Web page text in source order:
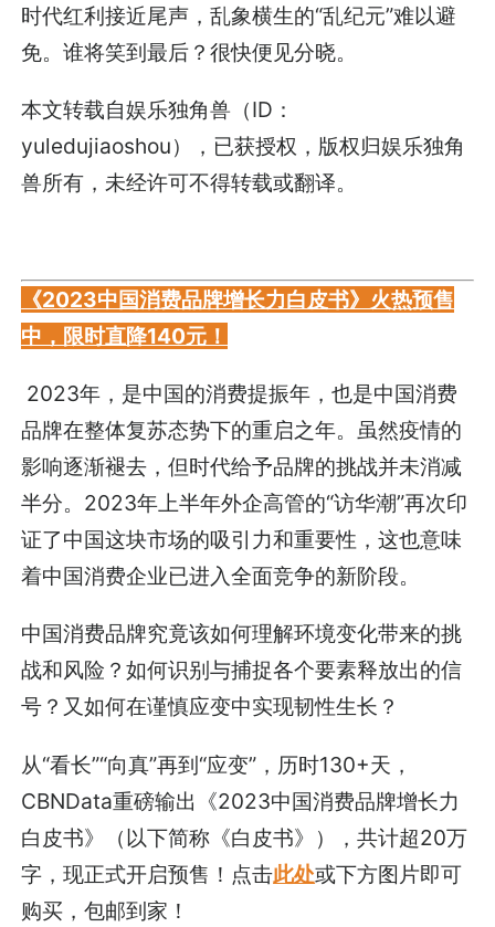
时代红利接近尾声，乱象横生的“乱纪元”难以避
免。谁将笑到最后？很快便见分晓。
本文转载自娱乐独角兽（ID：
yuledujiaoshou），已获授权，版权归娱乐独角
兽所有，未经许可不得转载或翻译。
《2023中国消费品牌增长力白皮书》火热预售
中，限时直降140元！
2023年，是中国的消费提振年，也是中国消费
品牌在整体复苏态势下的重启之年。虽然疫情的
影响逐渐褪去，但时代给予品牌的挑战并未消减
半分。2023年上半年外企高管的“访华潮”再次印
证了中国这块市场的吸引力和重要性，这也意味
着中国消费企业已进入全面竞争的新阶段。
中国消费品牌究竟该如何理解环境变化带来的挑
战和风险？如何识别与捕捉各个要素释放出的信
号？又如何在谨慎应变中实现韧性生长？
从“看长”“向真”再到“应变”，历时130+天，
CBNData重磅输出《2023中国消费品牌增长力
白皮书》（以下简称《白皮书》），共计超20万
字，现正式开启预售！点击此处或下方图片即可
购买，包邮到家！